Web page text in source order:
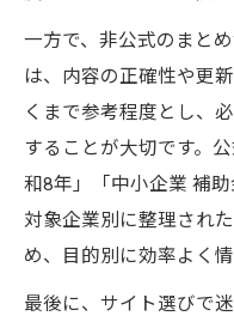
一方で、非公式のまと
は、内容の正確性や更
くまで参考程度とし、
することが大切です。
和8年」「中小企業 補
対象企業別に整理され
め、目的別に効率よく情
最後に、サイト選びで